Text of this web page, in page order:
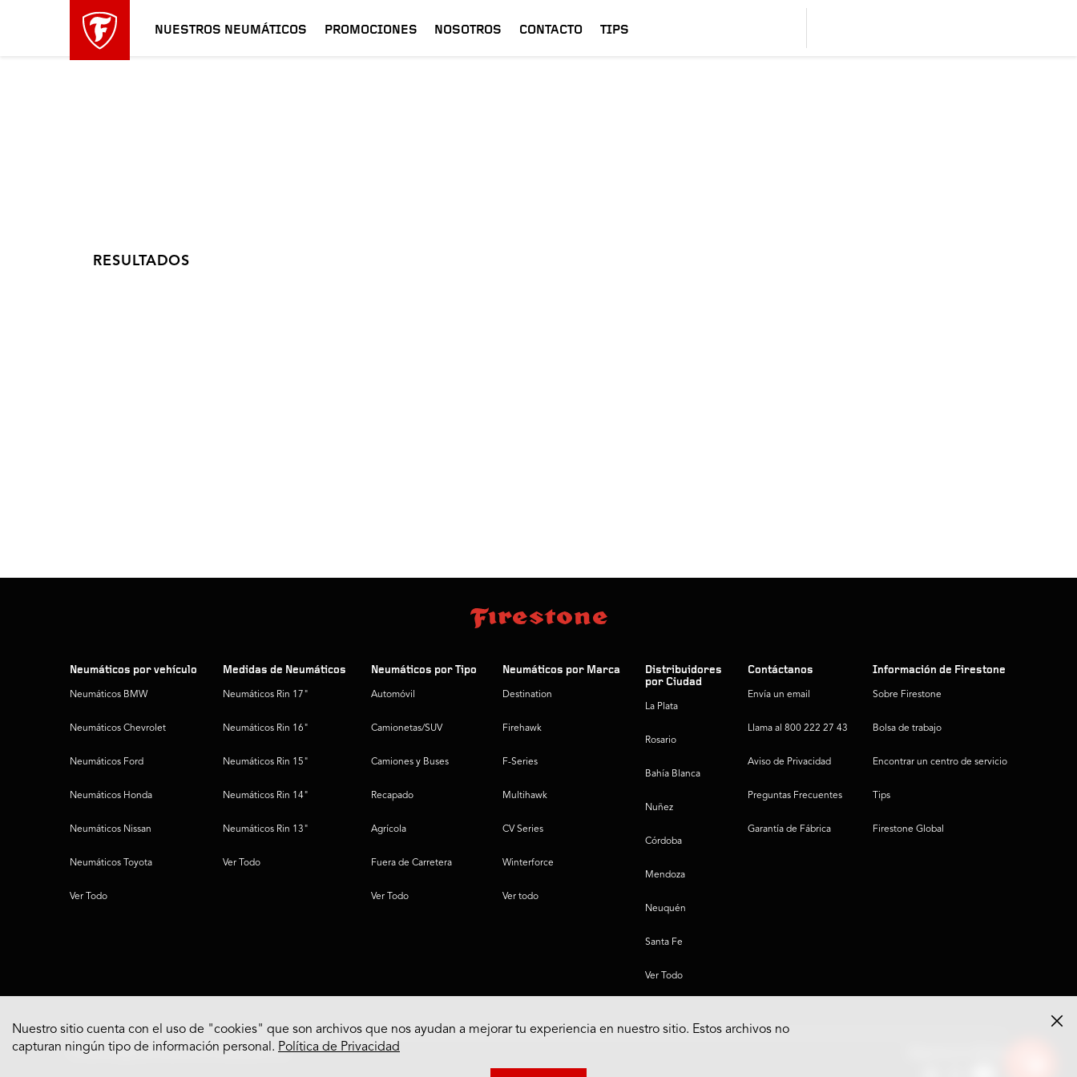
NUESTROS NEUMÁTICOS PROMOCIONES NOSOTROS CONTACTO TIPS
RESULTADOS
Neumáticos por vehículo
Neumáticos BMW
Neumáticos Chevrolet
Neumáticos Ford
Neumáticos Honda
Neumáticos Nissan
Neumáticos Toyota
Ver Todo
Medidas de Neumáticos
Neumáticos Rin 17"
Neumáticos Rin 16"
Neumáticos Rin 15"
Neumáticos Rin 14"
Neumáticos Rin 13"
Ver Todo
Neumáticos por Tipo
Automóvil
Camionetas/SUV
Camiones y Buses
Recapado
Agrícola
Fuera de Carretera
Ver Todo
Neumáticos por Marca
Destination
Firehawk
F-Series
Multihawk
CV Series
Winterforce
Ver todo
Distribuidores
por Ciudad
La Plata
Rosario
Bahía Blanca
Nuñez
Córdoba
Mendoza
Neuquén
Santa Fe
Ver Todo
Contáctanos
Envía un email
Llama al 800 222 27 43
Aviso de Privacidad
Preguntas Frecuentes
Garantía de Fábrica
Información de Firestone
Sobre Firestone
Bolsa de trabajo
Encontrar un centro de servicio
Tips
Firestone Global
© 2022 Bridgestone Americas Tire Operations, LLC
Nuestro sitio cuenta con el uso de "cookies" que son archivos que nos ayudan a mejorar tu experiencia en nuestro sitio. Estos archivos no
capturan ningún tipo de información personal. Política de Privacidad